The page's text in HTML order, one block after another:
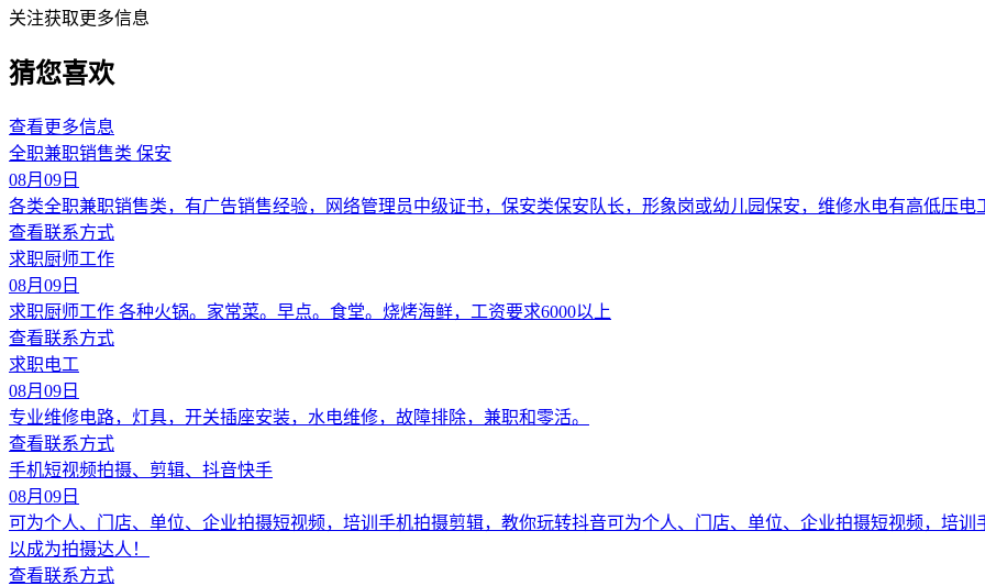
关注获取更多信息
猜您喜欢
查看更多信息
全职兼职销售类 保安
08月09日
各类全职兼职销售类，有广告销售经验，网络管理员中级证书，保安类保安队长，形象岗或幼儿园保安，维修水电有高低压电
查看联系方式
求职厨师工作
08月09日
求职厨师工作 各种火锅。家常菜。早点。食堂。烧烤海鲜，工资要求6000以上
查看联系方式
求职电工
08月09日
专业维修电路，灯具，开关插座安装，水电维修，故障排除，兼职和零活。
查看联系方式
手机短视频拍摄、剪辑、抖音快手
08月09日
可为个人、门店、单位、企业拍摄短视频，培训手机拍摄剪辑，教你玩转抖音可为个人、门店、单位、企业拍摄短视频，培
以成为拍摄达人！
查看联系方式